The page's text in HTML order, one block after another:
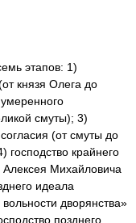
этапов: 1)
князя Олега до
смуты); 3)
(от смуты до
господство крайнего
Алексея Михайловича
идеала
дворянства»
позднего